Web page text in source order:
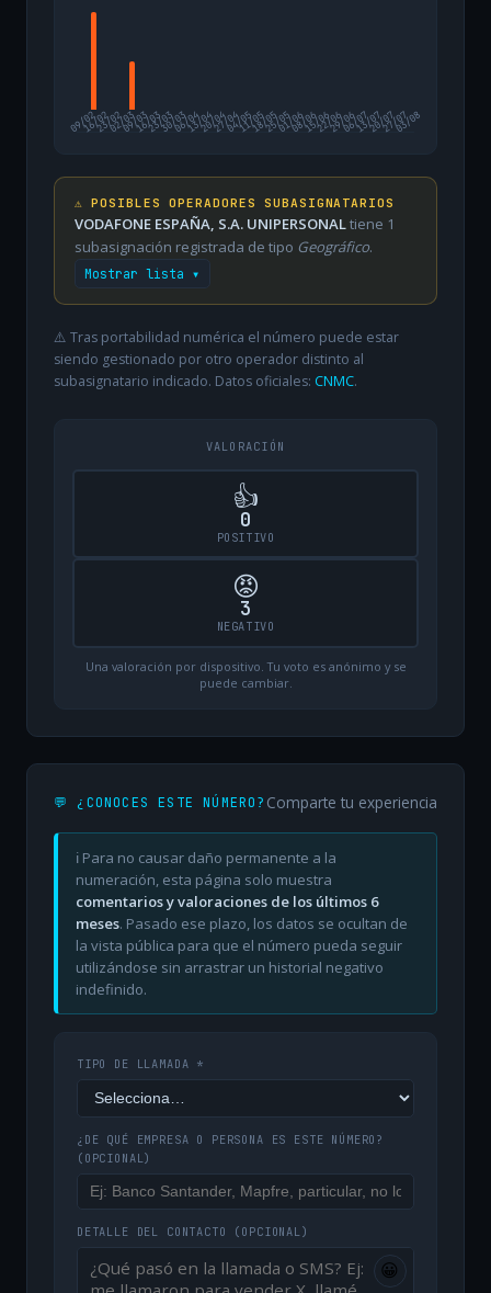
09/02
16/0223/0202/0309/0316/0323/0330/0306/0413/0420/0427/0404/0511/0518/0525/0501/0608/0615/0622/0629/0606/0713/0720/0727/07
03/08
⚠️ POSIBLES OPERADORES SUBASIGNATARIOS
VODAFONE ESPAÑA, S.A. UNIPERSONALtiene 1
subasignación registrada de tipo Geográfico.
Mostrar lista ▾
⚠️ Tras portabilidad numérica el número puede estar
siendo gestionado por otro operador distinto al
subasignatario indicado. Datos oficiales: CNMC.
VALORACIÓN
👍
0
POSITIVO
😡
3
NEGATIVO
Una valoración por dispositivo. Tu voto es anónimo y se
puede cambiar.
💬 ¿CONOCES ESTE NÚMERO? Comparte tu experiencia
ℹ️ Para no causar daño permanente a la
numeración, esta página solo muestra
comentarios y valoraciones de los últimos 6
meses. Pasado ese plazo, los datos se ocultan de
la vista pública para que el número pueda seguir
utilizándose sin arrastrar un historial negativo
indefinido.
TIPO DE LLAMADA *
¿DE QUÉ EMPRESA O PERSONA ES ESTE NÚMERO?
(OPCIONAL)
DETALLE DEL CONTACTO (OPCIONAL)
😀